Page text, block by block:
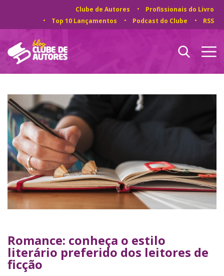
Clube de Autores
Profissionais do Livro
Top 10 Lançamentos
Podcast do Clube RSS
Romance: conheça o estilo
literário preferido dos leitores de
ficção